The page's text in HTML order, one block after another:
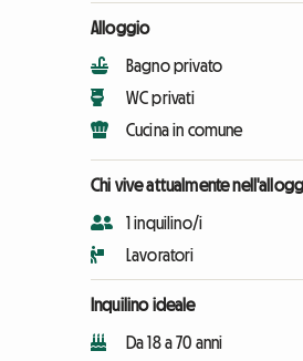
Alloggio
Bagno privato
WC privati
Cucina in comune
Chi vive attualmente
1 inquilino/i
Lavoratori
Inquilino ideale
Da 18 a 70 anni